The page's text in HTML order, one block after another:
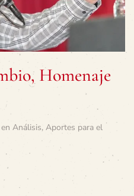
Homenaje
Análisis, Aportes para el